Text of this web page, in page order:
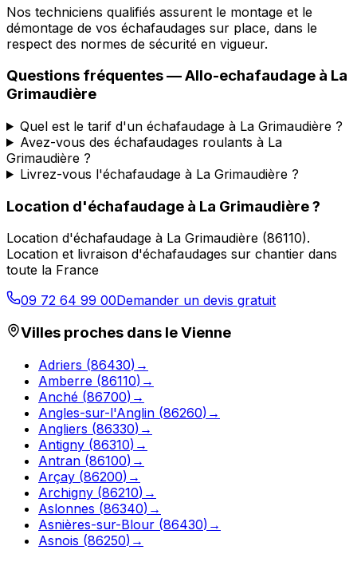
Nos techniciens qualifiés assurent le montage et le
démontage de vos échafaudages sur place, dans le
respect des normes de sécurité en vigueur.
Questions fréquentes —Allo-echafaudage à La
Grimaudière
Quel est le tarif d'un échafaudage à La Grimaudière ?
Avez-vous des échafaudages roulants à La
Grimaudière ?
Livrez-vous l'échafaudage à La Grimaudière ?
Location d'échafaudage à La Grimaudière?
Location d'échafaudage à La Grimaudière (86110).
Location et livraison d'échafaudages sur chantier dans
toute la France
09 72 64 99 00Demander un devis gratuit
Villes proches dans leVienne
Adriers (86430) →
Amberre (86110) →
Anché (86700) →
Angles-sur-l'Anglin (86260) →
Angliers (86330) →
Antigny (86310) →
Antran (86100) →
Arçay (86200) →
Archigny (86210) →
Aslonnes (86340) →
Asnières-sur-Blour (86430) →
Asnois (86250) →